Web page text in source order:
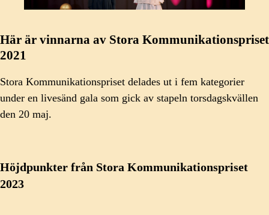
Här är vinnarna av Stora Kommunikationspriset
2021
Stora Kommunikationspriset delades ut i fem kategorier
under en livesänd gala som gick av stapeln torsdagskvällen
den 20 maj.
Höjdpunkter från Stora Kommunikationspriset
2023